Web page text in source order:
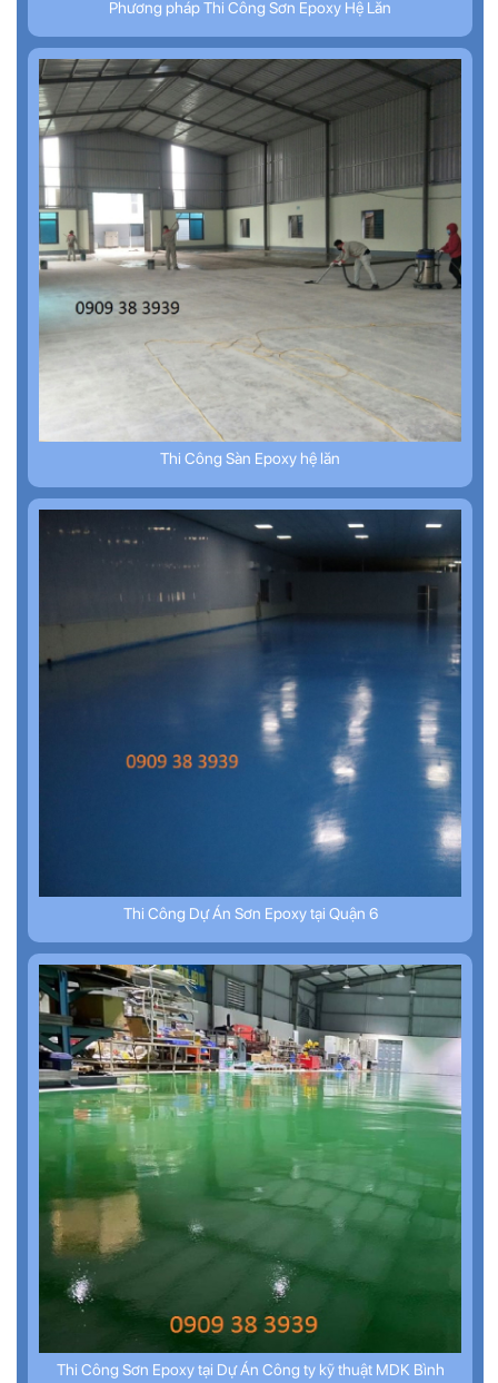
Phương pháp Thi Công Sơn Epoxy Hệ Lăn
Thi Công Sàn Epoxy hệ lăn
Thi Công Dự Án Sơn Epoxy tại Quận 6
Thi Công Sơn Epoxy tại Dự Án Công ty kỹ thuật MDK Bình